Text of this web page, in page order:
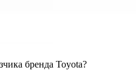
бренда Toyota?